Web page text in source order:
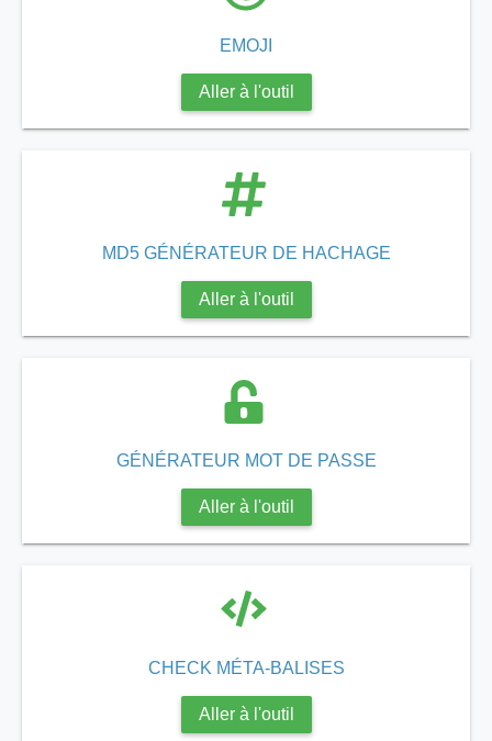
EMOJI
Aller à l'outil
MD5 GÉNÉRATEUR DE HACHAGE
Aller à l'outil
GÉNÉRATEUR MOT DE PASSE
Aller à l'outil
CHECK MÉTA-BALISES
Aller à l'outil